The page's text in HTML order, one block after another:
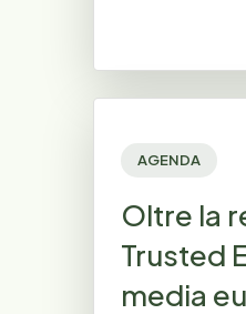
AGENDA
Oltre la
Trusted
media